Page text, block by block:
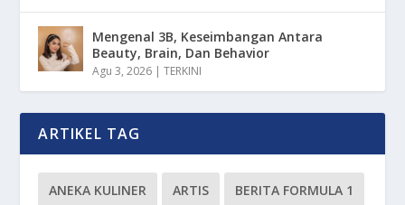
Mengenal 3B, Keseimbangan Antara
Beauty, Brain, Dan Behavior
Agu 3, 2026 |TERKINI
ARTIKEL TAG
ANEKA KULINER ARTIS BERITA FORMULA 1